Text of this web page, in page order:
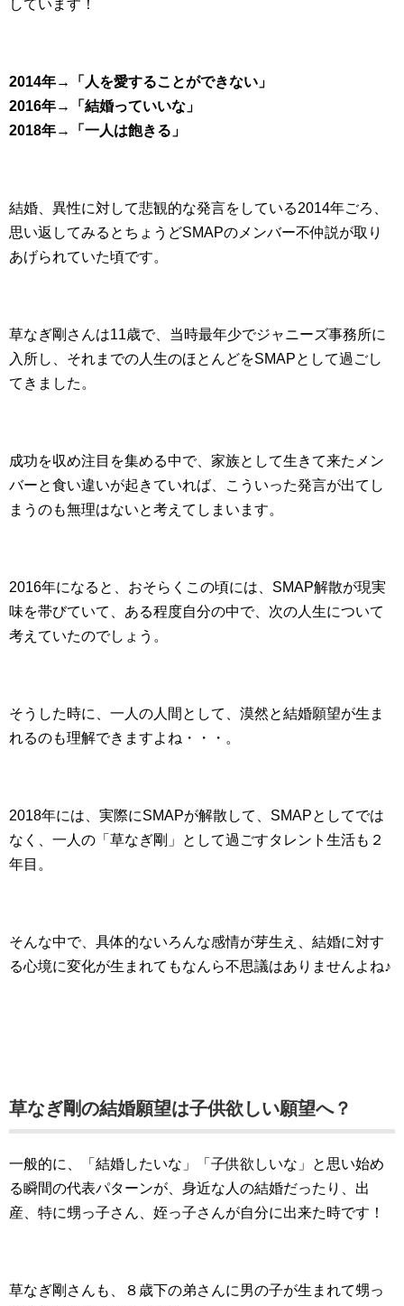
しています！
2014年→「人を愛することができない」
2016年→「結婚っていいな」
2018年→「一人は飽きる」
結婚、異性に対して悲観的な発言をしている2014年ごろ、
思い返してみるとちょうどSMAPのメンバー不仲説が取り
あげられていた頃です。
草なぎ剛さんは11歳で、当時最年少でジャニーズ事務所に
入所し、それまでの人生のほとんどをSMAPとして過ごし
てきました。
成功を収め注目を集める中で、家族として生きて来たメン
バーと食い違いが起きていれば、こういった発言が出てし
まうのも無理はないと考えてしまいます。
2016年になると、おそらくこの頃には、SMAP解散が現実
味を帯びていて、ある程度自分の中で、次の人生について
考えていたのでしょう。
そうした時に、一人の人間として、漠然と結婚願望が生ま
れるのも理解できますよね・・・。
2018年には、実際にSMAPが解散して、SMAPとしてでは
なく、一人の「草なぎ剛」として過ごすタレント生活も２
年目。
そんな中で、具体的ないろんな感情が芽生え、結婚に対す
る心境に変化が生まれてもなんら不思議はありませんよね♪
草なぎ剛の結婚願望は子供欲しい願望へ？
一般的に、「結婚したいな」「子供欲しいな」と思い始め
る瞬間の代表パターンが、身近な人の結婚だったり、出
産、特に甥っ子さん、姪っ子さんが自分に出来た時です！
草なぎ剛さんも、８歳下の弟さんに男の子が生まれて甥っ